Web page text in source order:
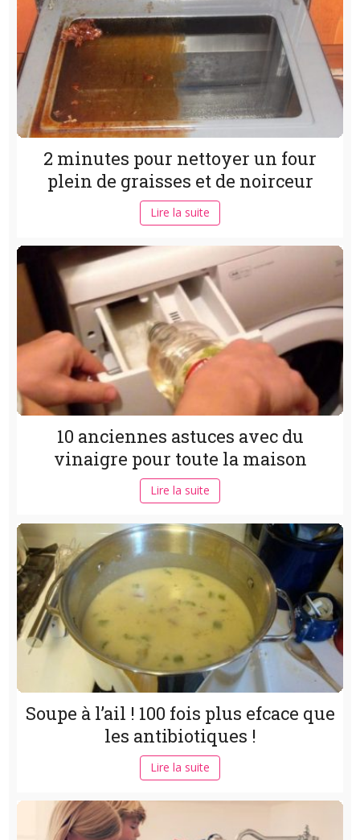
2 minutes pour nettoyer un four
plein de graisses et de noirceur
Lire la suite
10 anciennes astuces avec du
vinaigre pour toute la maison
Lire la suite
Soupe à l’ail ! 100 fois plus efcace que
les antibiotiques !
Lire la suite